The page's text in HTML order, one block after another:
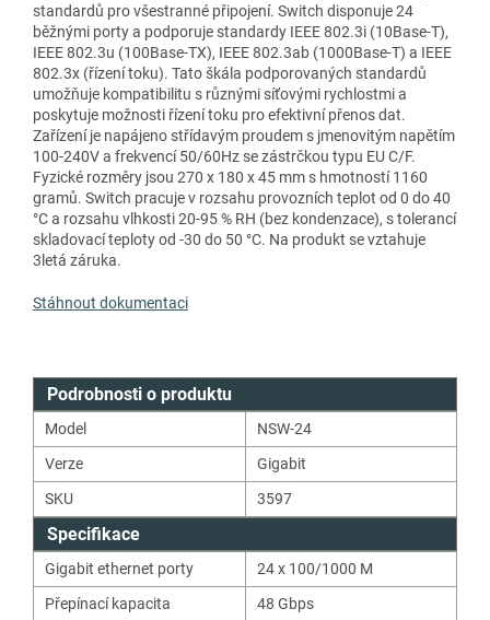
standardů pro všestranné připojení. Switch disponuje 24
běžnými porty a podporuje standardy IEEE 802.3i (10Base-T),
IEEE 802.3u (100Base-TX), IEEE 802.3ab (1000Base-T) a IEEE
802.3x (řízení toku). Tato škála podporovaných standardů
umožňuje kompatibilitu s různými síťovými rychlostmi a
poskytuje možnosti řízení toku pro efektivní přenos dat.
Zařízení je napájeno střídavým proudem s jmenovitým napětím
100-240V a frekvencí 50/60Hz se zástrčkou typu EU C/F.
Fyzické rozměry jsou 270 x 180 x 45 mm s hmotností 1160
gramů. Switch pracuje v rozsahu provozních teplot od 0 do 40
°C a rozsahu vlhkosti 20-95 % RH (bez kondenzace), s tolerancí
skladovací teploty od -30 do 50 °C. Na produkt se vztahuje
3letá záruka.
Stáhnout dokumentaci
Podrobnosti o produktu
Model
NSW-24
Verze
Gigabit
SKU
3597
Specifikace
Gigabit ethernet porty
24 x 100/1000 M
Přepínací kapacita
48 Gbps